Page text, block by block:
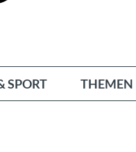
SPORT THEMEN